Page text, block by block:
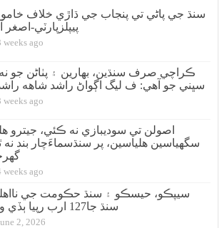
سنڌ جي پاڻي تي پنجاب جي ڌاڙي خلاف
پيپلزپارٽي-اصغر
weeks ago
ڪراچي صرف سنڌين، بهارين ۽ پٺاڻن جو نه
سڀني جو آهي: ف ليگ اڳواڻ راشد شاهه
weeks ago
سگهياسين هلياسين، پر سنڌسماءَچار بند نه
weeks ago
سيپڪو، حيسڪو ۽ سنڌ حڪومت جي
سنڌ جا127 ارب رپيا ٻڏي ويا؟
2, 2026